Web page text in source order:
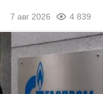
7 авг 2026 4 839